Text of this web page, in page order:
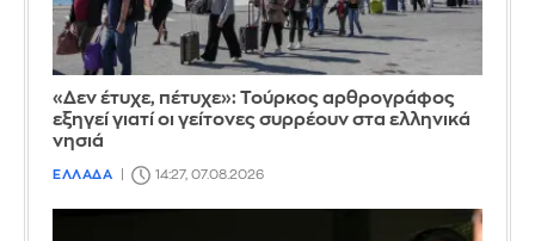
«Δεν έτυχε, πέτυχε»: Τούρκος αρθρογράφος
εξηγεί γιατί οι γείτονες συρρέουν στα ελληνικά
νησιά
ΕΛΛΑΔΑ 14:27, 07.08.2026